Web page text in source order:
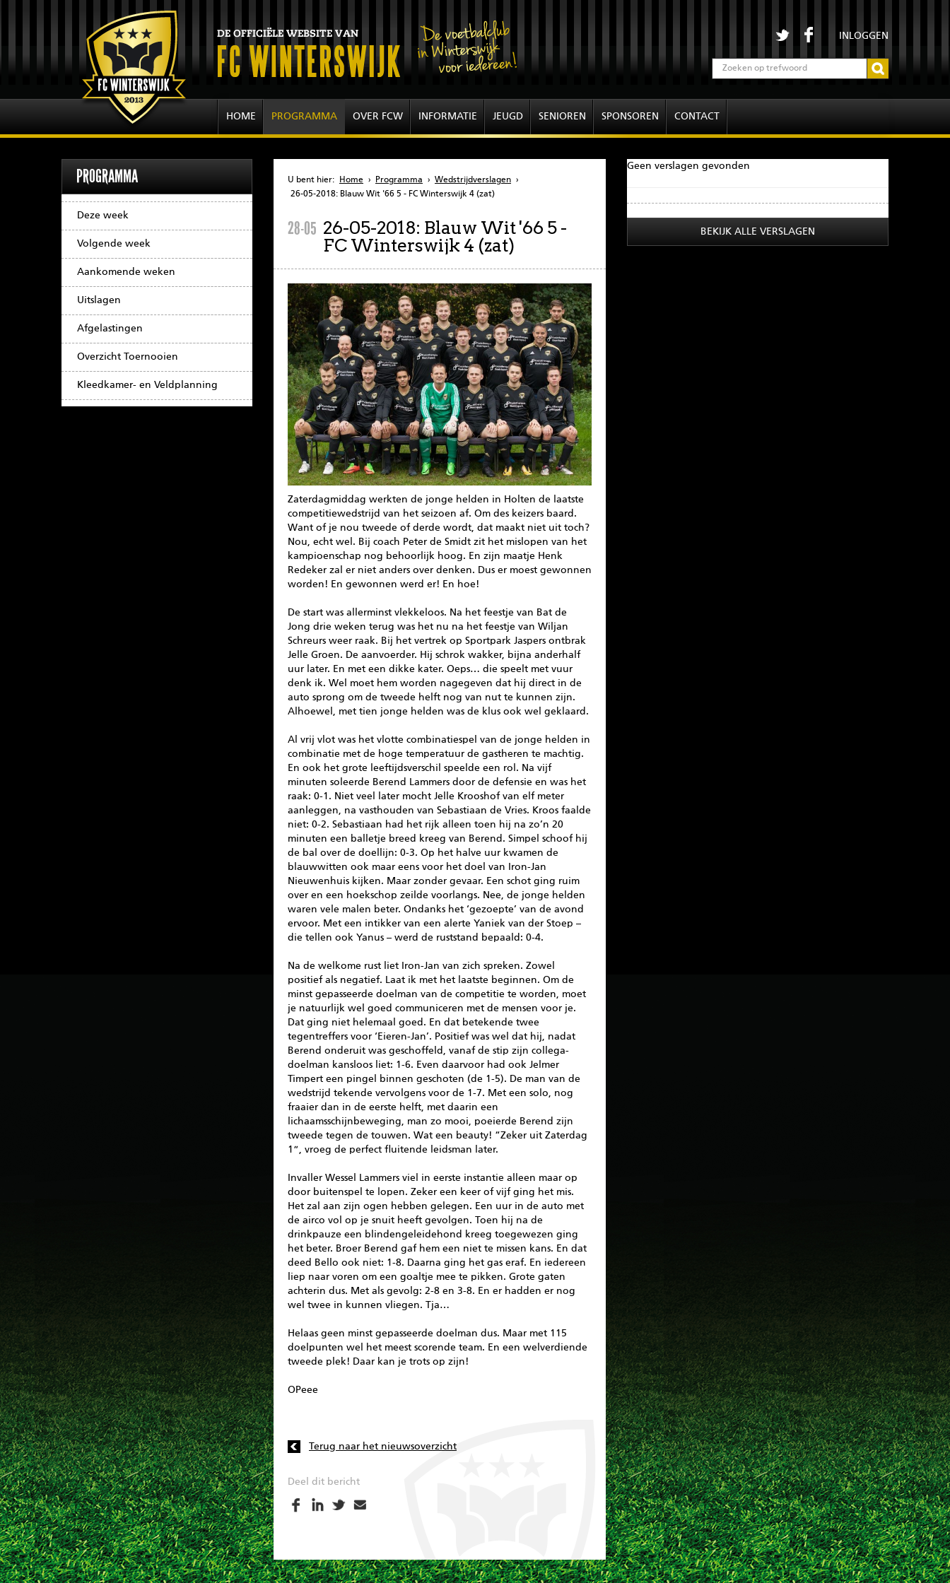
INLOGGEN
HOME PROGRAMMA OVER FCW INFORMATIE JEUGD SENIOREN SPONSOREN CONTACT
PROGRAMMA
Deze week
Volgende week
Aankomende weken
Uitslagen
Afgelastingen
Overzicht Toernooien
Kleedkamer- en Veldplanning
U bent hier: Home › Programma › Wedstrijdverslagen ›
26-05-2018: Blauw Wit '66 5 - FC Winterswijk 4 (zat)
28-05 26-05-2018: Blauw Wit '66 5 -
FC Winterswijk 4 (zat)
Zaterdagmiddag werkten de jonge helden in Holten de laatste
competitiewedstrijd van het seizoen af. Om des keizers baard.
Want of je nou tweede of derde wordt, dat maakt niet uit toch?
Nou, echt wel. Bij coach Peter de Smidt zit het mislopen van het
kampioenschap nog behoorlijk hoog. En zijn maatje Henk
Redeker zal er niet anders over denken. Dus er moest gewonnen
worden! En gewonnen werd er! En hoe!
De start was allerminst vlekkeloos. Na het feestje van Bat de
Jong drie weken terug was het nu na het feestje van Wiljan
Schreurs weer raak. Bij het vertrek op Sportpark Jaspers ontbrak
Jelle Groen. De aanvoerder. Hij schrok wakker, bijna anderhalf
uur later. En met een dikke kater. Oeps… die speelt met vuur
denk ik. Wel moet hem worden nagegeven dat hij direct in de
auto sprong om de tweede helft nog van nut te kunnen zijn.
Alhoewel, met tien jonge helden was de klus ook wel geklaard.
Al vrij vlot was het vlotte combinatiespel van de jonge helden in
combinatie met de hoge temperatuur de gastheren te machtig.
En ook het grote leeftijdsverschil speelde een rol. Na vijf
minuten soleerde Berend Lammers door de defensie en was het
raak: 0-1. Niet veel later mocht Jelle Krooshof van elf meter
aanleggen, na vasthouden van Sebastiaan de Vries. Kroos faalde
niet: 0-2. Sebastiaan had het rijk alleen toen hij na zo’n 20
minuten een balletje breed kreeg van Berend. Simpel schoof hij
de bal over de doellijn: 0-3. Op het halve uur kwamen de
blauwwitten ook maar eens voor het doel van Iron-Jan
Nieuwenhuis kijken. Maar zonder gevaar. Een schot ging ruim
over en een hoekschop zeilde voorlangs. Nee, de jonge helden
waren vele malen beter. Ondanks het ‘gezoepte’ van de avond
ervoor. Met een intikker van een alerte Yaniek van der Stoep –
die tellen ook Yanus – werd de ruststand bepaald: 0-4.
Na de welkome rust liet Iron-Jan van zich spreken. Zowel
positief als negatief. Laat ik met het laatste beginnen. Om de
minst gepasseerde doelman van de competitie te worden, moet
je natuurlijk wel goed communiceren met de mensen voor je.
Dat ging niet helemaal goed. En dat betekende twee
tegentreffers voor ‘Eieren-Jan’. Positief was wel dat hij, nadat
Berend onderuit was geschoffeld, vanaf de stip zijn collega-
doelman kansloos liet: 1-6. Even daarvoor had ook Jelmer
Timpert een pingel binnen geschoten (de 1-5). De man van de
wedstrijd tekende vervolgens voor de 1-7. Met een solo, nog
fraaier dan in de eerste helft, met daarin een
lichaamsschijnbeweging, man zo mooi, poeierde Berend zijn
tweede tegen de touwen. Wat een beauty! “Zeker uit Zaterdag
1”, vroeg de perfect fluitende leidsman later.
Invaller Wessel Lammers viel in eerste instantie alleen maar op
door buitenspel te lopen. Zeker een keer of vijf ging het mis.
Het zal aan zijn ogen hebben gelegen. Een uur in de auto met
de airco vol op je snuit heeft gevolgen. Toen hij na de
drinkpauze een blindengeleidehond kreeg toegewezen ging
het beter. Broer Berend gaf hem een niet te missen kans. En dat
deed Bello ook niet: 1-8. Daarna ging het gas eraf. En iedereen
liep naar voren om een goaltje mee te pikken. Grote gaten
achterin dus. Met als gevolg: 2-8 en 3-8. En er hadden er nog
wel twee in kunnen vliegen. Tja…
Helaas geen minst gepasseerde doelman dus. Maar met 115
doelpunten wel het meest scorende team. En een welverdiende
tweede plek! Daar kan je trots op zijn!
OPeee
Terug naar het nieuwsoverzicht
Deel dit bericht
Geen verslagen gevonden
BEKIJK ALLE VERSLAGEN